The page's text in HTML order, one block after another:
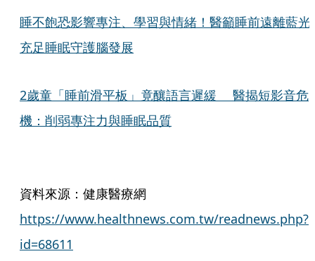
睡不飽恐影響專注、學習與情緒！醫籲睡前遠離藍
充足睡眠守護腦發展
2歲童「睡前滑平板」竟釀語言遲緩 醫揭短影音危
機：削弱專注力與睡眠品質
資料來源：健康醫療網
https://www.healthnews.com.tw/readnews.php?
id=68611